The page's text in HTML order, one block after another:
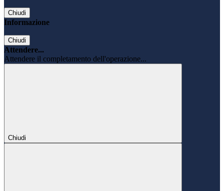
Chiudi
Informazione
Chiudi
Attendere...
Attendere il completamento dell'operazione...
Chiudi